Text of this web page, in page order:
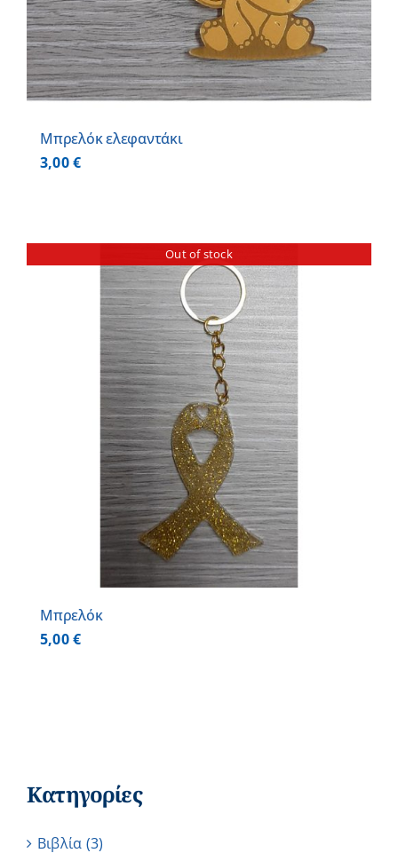
Μπρελόκ ελεφαντάκι
3,00€
Out of stock
Μπρελόκ
5,00€
Κατηγορίες
Βιβλία (3)